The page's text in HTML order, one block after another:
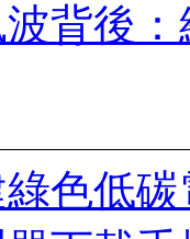
波背後
色低